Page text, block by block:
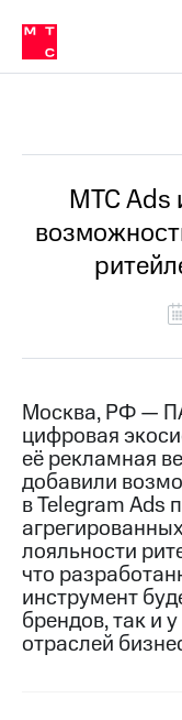
Медиа-центр
и акционерам
Устойчивое развитие
Комплаенс и деловая
компании
Карьера
История
компании
Контакты
Медиа-центр
Пресс-
релизы
МТС
о
Интервью
в МТС
Пресс-
релизы
МТС
о
МТС Ads
Москва, РФ —
цифровая
её рекламная
добавили
в Telegram Ads
лояльности
что
инструмент
брендов, так и
отраслей